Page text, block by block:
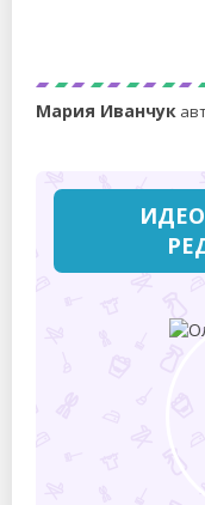
Мария Иванчук